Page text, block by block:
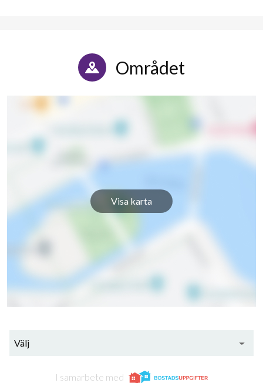
Området
Visa karta
Välj
I samarbete med